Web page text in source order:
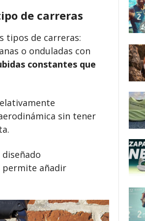
de carreras
tipos de carreras:
o onduladas con
constantes que
sin tener
permite añadir